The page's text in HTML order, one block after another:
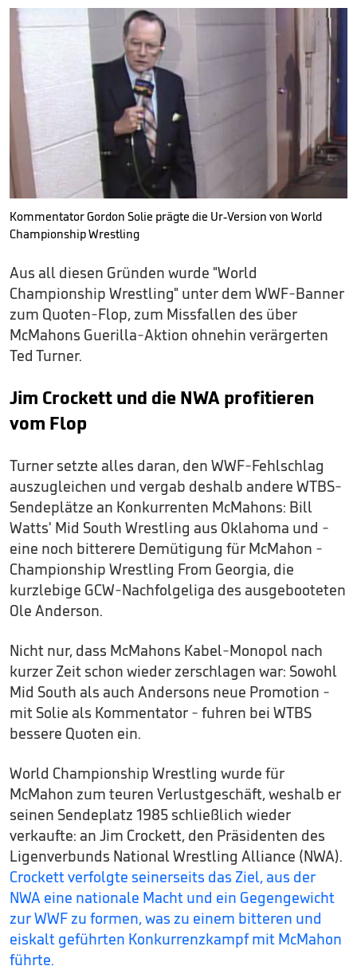
Kommentator Gordon Solie prägte die Ur-Version von World
Championship Wrestling
Aus all diesen Gründen wurde "World
Championship Wrestling" unter dem WWF-Banner
zum Quoten-Flop, zum Missfallen des über
McMahons Guerilla-Aktion ohnehin verärgerten
Ted Turner.
Jim Crockett und die NWA profitieren
vom Flop
Turner setzte alles daran, den WWF-Fehlschlag
auszugleichen und vergab deshalb andere WTBS-
Sendeplätze an Konkurrenten McMahons: Bill
Watts' Mid South Wrestling aus Oklahoma und -
eine noch bitterere Demütigung für McMahon -
Championship Wrestling From Georgia, die
kurzlebige GCW-Nachfolgeliga des ausgebooteten
Ole Anderson.
Nicht nur, dass McMahons Kabel-Monopol nach
kurzer Zeit schon wieder zerschlagen war: Sowohl
Mid South als auch Andersons neue Promotion -
mit Solie als Kommentator - fuhren bei WTBS
bessere Quoten ein.
World Championship Wrestling wurde für
McMahon zum teuren Verlustgeschäft, weshalb er
seinen Sendeplatz 1985 schließlich wieder
verkaufte: an Jim Crockett, den Präsidenten des
Ligenverbunds National Wrestling Alliance (NWA).
Crockett verfolgte seinerseits das Ziel, aus der
NWA eine nationale Macht und ein Gegengewicht
zur WWF zu formen, was zu einem bitteren und
eiskalt geführten Konkurrenzkampf mit McMahon
führte.